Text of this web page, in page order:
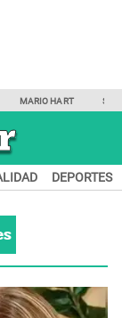
MARIO HART
DEPORTES